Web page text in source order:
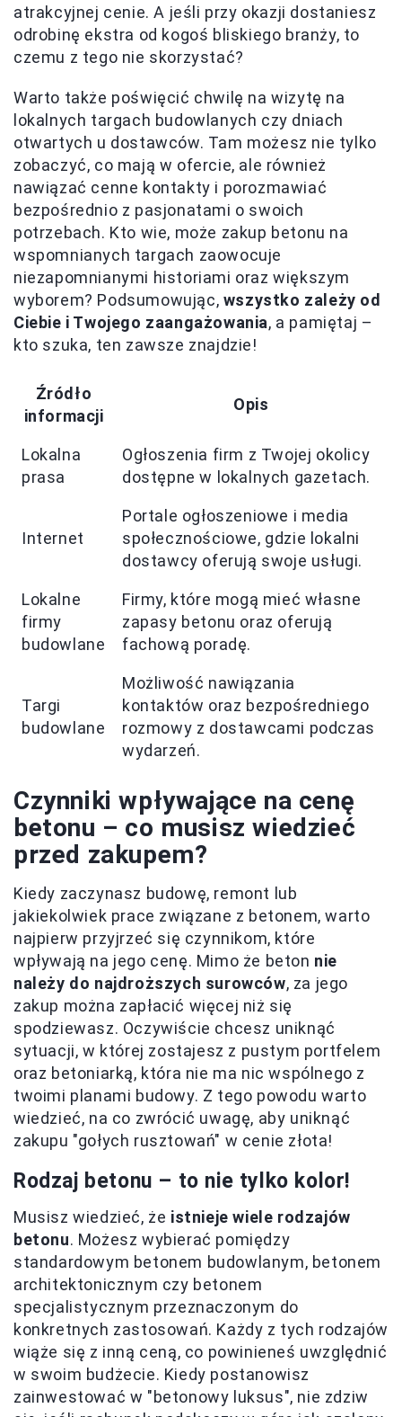
atrakcyjnej cenie. A jeśli przy okazji dostaniesz
odrobinę ekstra od kogoś bliskiego branży, to
czemu z tego nie skorzystać?
Warto także poświęcić chwilę na wizytę na
lokalnych targach budowlanych czy dniach
otwartych u dostawców. Tam możesz nie tylko
zobaczyć, co mają w ofercie, ale również
nawiązać cenne kontakty i porozmawiać
bezpośrednio z pasjonatami o swoich
potrzebach. Kto wie, może zakup betonu na
wspomnianych targach zaowocuje
niezapomnianymi historiami oraz większym
wyborem? Podsumowując, wszystko zależy od
Ciebie i Twojego zaangażowania, a pamiętaj –
kto szuka, ten zawsze znajdzie!
Źródło
informacji
Opis
Lokalna
prasa
Ogłoszenia firm z Twojej okolicy
dostępne w lokalnych gazetach.
Internet
Portale ogłoszeniowe i media
społecznościowe, gdzie lokalni
dostawcy oferują swoje usługi.
Lokalne
firmy
budowlane
Firmy, które mogą mieć własne
zapasy betonu oraz oferują
fachową poradę.
Targi
budowlane
Możliwość nawiązania
kontaktów oraz bezpośredniego
rozmowy z dostawcami podczas
wydarzeń.
Czynniki wpływające na cenę
betonu – co musisz wiedzieć
przed zakupem?
Kiedy zaczynasz budowę, remont lub
jakiekolwiek prace związane z betonem, warto
najpierw przyjrzeć się czynnikom, które
wpływają na jego cenę. Mimo że beton nie
należy do najdroższych surowców, za jego
zakup można zapłacić więcej niż się
spodziewasz. Oczywiście chcesz uniknąć
sytuacji, w której zostajesz z pustym portfelem
oraz betoniarką, która nie ma nic wspólnego z
twoimi planami budowy. Z tego powodu warto
wiedzieć, na co zwrócić uwagę, aby uniknąć
zakupu "gołych rusztowań" w cenie złota!
Rodzaj betonu – to nie tylko kolor!
Musisz wiedzieć, że istnieje wiele rodzajów
betonu. Możesz wybierać pomiędzy
standardowym betonem budowlanym, betonem
architektonicznym czy betonem
specjalistycznym przeznaczonym do
konkretnych zastosowań. Każdy z tych rodzajów
wiąże się z inną ceną, co powinieneś uwzględnić
w swoim budżecie. Kiedy postanowisz
zainwestować w "betonowy luksus", nie zdziw